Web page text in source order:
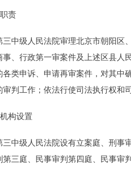
责
级人民法院审理北京市朝阳区、
事、行政第一审案件及上述区县人
各类申诉、申请再审案件，对其中
审判工作；依法行使司法执行权
构设置
级人民法院设有立案庭、刑事审
第三庭、民事审判第四庭、民事审